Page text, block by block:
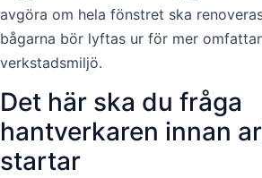
avgöra om hela fönstret ska
bågarna bör lyftas ur för mer
verkstadsmiljö.
Det här ska du fråga
hantverkaren innan
startar